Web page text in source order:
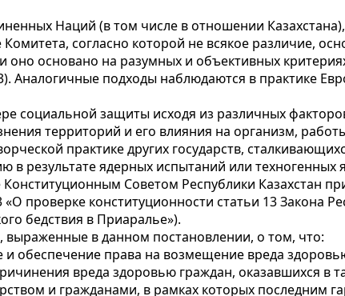
Наций (в том числе в отношении
согласно которой не всякое различие,
основано на разумных и объективных
Аналогичные подходы наблюдаются в практике
социальной защиты исходя из различных
территорий и его влияния на организм,
практике других государств,
результате ядерных испытаний или техногенных
Советом Республики Казахстан
проверке конституционности статьи 13 Закона
бедствия в Приаралье»).
выраженные в данном постановлении, о том, что:
и обеспечение права на возмещение вреда
вреда здоровью граждан, оказавшихся в
и гражданами, в рамках которых последним